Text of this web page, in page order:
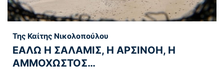
Της Καίτης Νικολοπούλου
ΕΑΛΩ Η ΣΑΛΑΜΙΣ, Η ΑΡΣΙΝΟΗ, Η
ΑΜΜΟΧΩΣΤΟΣ…